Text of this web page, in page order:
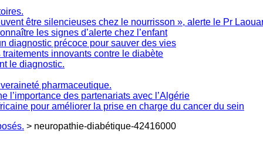
être silencieuses chez le nourrisson », alerte le Pr
les signes d’alerte chez l’enfant
diagnostic précoce pour sauver des vies
innovants contre le diabète
le diagnostic.
pharmaceutique.
l’importance des partenariats avec l’Algérie
pour améliorer la prise en charge du cancer du sein
> neuropathie-diabétique-42416000